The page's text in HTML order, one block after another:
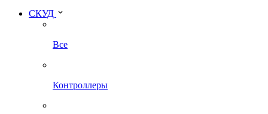
СКУД
Все
Контроллеры